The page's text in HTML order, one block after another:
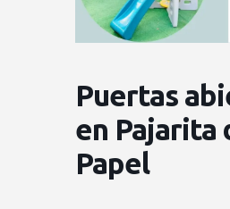
Puertas
en Pajarita
Papel